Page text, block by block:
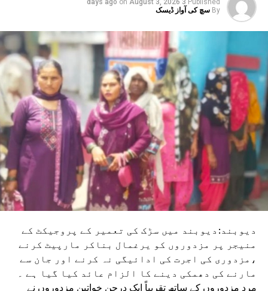
Published
3 days ago
on August 3, 2026
By سچ کی آواز ڈیسک
دیوبند:دیوبند میں سڑک کی تعمیر کے پروجیکٹ کے
منیجر پر مزدوروں کو یرغمال بناکر مارپیٹ کرنے
،مزدوری کی اجرت کی ادائیگی نہ کرنے اور جان سے
مارنے کی دھمکی دینے کا الزام عائد کیا گیا ہے ۔
مرد مزدوروں کے ساتھ تقریباً ایک درجن خواتین مزدوروں نے